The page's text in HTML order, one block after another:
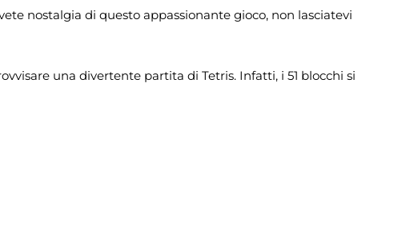
nostalgia di questo appassionante gioco, non lasciatevi
una divertente partita di Tetris. Infatti, i 51 blocchi si